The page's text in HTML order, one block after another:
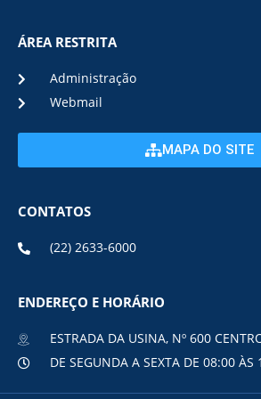
ÁREA RESTRITA
Administração
Webmail
MAPA DO SITE
CONTATOS
(22) 2633-6000
ENDEREÇO E HORÁRIO
ESTRADA DA USINA, Nº 600
DE SEGUNDA A SEXTA DE 08:00 ÀS